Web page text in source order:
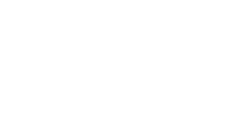
Photo ：